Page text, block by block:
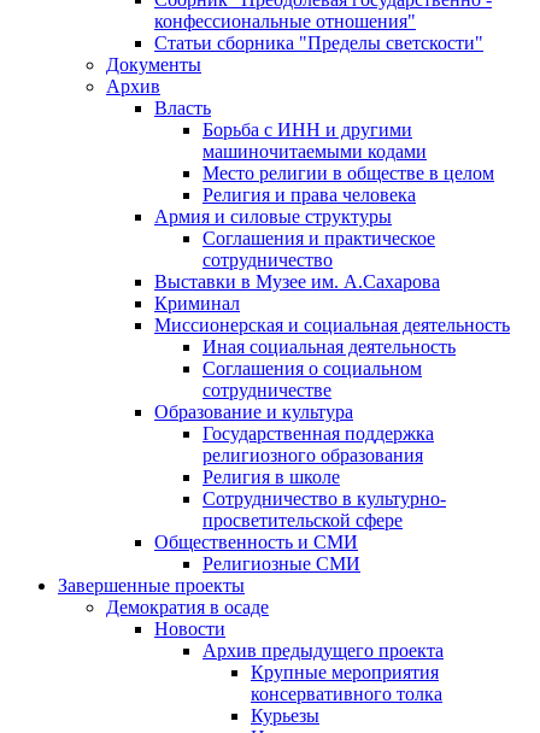
конфессиональные отношения"
Статьи сборника "Пределы светскости"
Документы
Архив
Власть
Борьба с ИНН и другими
машиночитаемыми кодами
Место религии в обществе в целом
Религия и права человека
Армия и силовые структуры
Соглашения и практическое
сотрудничество
Выставки в Музее им. А.Сахарова
Криминал
Миссионерская и социальная деятельность
Иная социальная деятельность
Соглашения о социальном
сотрудничестве
Образование и культура
Государственная поддержка
религиозного образования
Религия в школе
Сотрудничество в культурно-
просветительской сфере
Общественность и СМИ
Религиозные СМИ
Завершенные проекты
Демократия в осаде
Новости
Архив предыдущего проекта
Крупные мероприятия
консервативного толка
Курьезы